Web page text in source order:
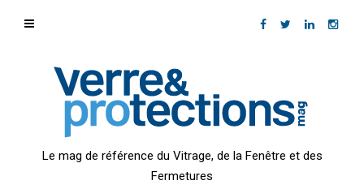
Le mag de référence du Vitrage, de la Fenêtre et des
Fermetures